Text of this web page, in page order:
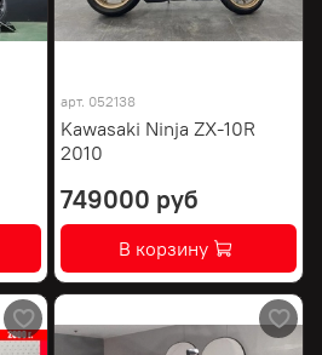
арт. 052138
Kawasaki Ninja ZX-10R
2010
749000 руб
В корзину